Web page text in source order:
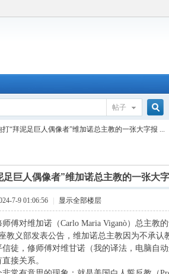
帖子
搜
索
打“拜泥足巨人偶像者”维加诺总主教的一张大字报 ...
足巨人偶像者”维加诺总主教的一张大
7-9 01:06:56 显示全部楼层
师傅对维加诺（Carlo Maria Viganò）总主教
教义部发表公告，维加诺总主教因为不承认
徒，修师傅对维甘诺（我的译法，电脑自
接关系。